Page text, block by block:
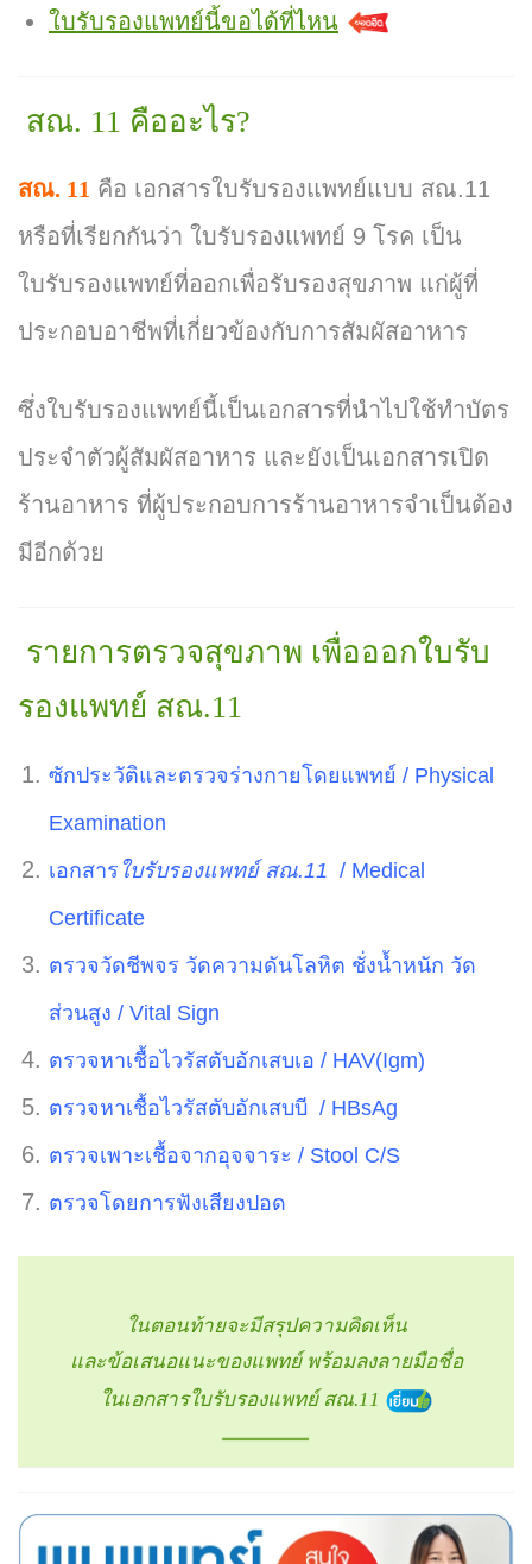
ใบรับรองแพทย์นี้ขอได้ที่ไหน
สณ. 11 คืออะไร?
สณ. 11 คือ เอกสารใบรับรองแพทย์แบบ สณ.11
หรือที่เรียกกันว่า ใบรับรองแพทย์ 9 โรค เป็น
ใบรับรองแพทย์ที่ออกเพื่อรับรองสุขภาพ แก่ผู้ที่
ประกอบอาชีพที่เกี่ยวข้องกับการสัมผัสอาหาร
ซึ่งใบรับรองแพทย์นี้เป็นเอกสารที่นำไปใช้ทำบัตร
ประจำตัวผู้สัมผัสอาหาร และยังเป็นเอกสารเปิด
ร้านอาหาร ที่ผู้ประกอบการร้านอาหารจำเป็นต้อง
มีอีกด้วย
รายการตรวจสุขภาพ เพื่อออกใบรับ
รองแพทย์ สณ.11
ซักประวัติและตรวจร่างกายโดยแพทย์ / Physical
Examination
เอกสาร ใบรับรองแพทย์ สณ.11 / Medical
Certificate
ตรวจวัดชีพจร วัดความดันโลหิต ชั่งน้ำหนัก วัด
ส่วนสูง / Vital Sign
ตรวจหาเชื้อไวรัสตับอักเสบเอ / HAV(Igm)
ตรวจหาเชื้อไวรัสตับอักเสบบี / HBsAg
ตรวจเพาะเชื้อจากอุจจาระ / Stool C/S
ตรวจโดยการฟังเสียงปอด
ในตอนท้ายจะมีสรุปความคิดเห็น
และข้อเสนอแนะของแพทย์ พร้อมลงลายมือชื่อ
ในเอกสารใบรับรองแพทย์ สณ.11